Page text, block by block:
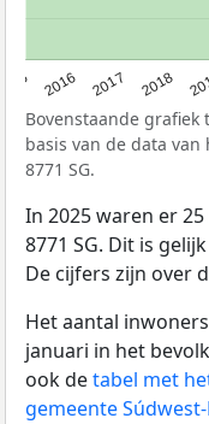
2016 2017 2018
Bovenstaande
basis van de data van
8771 SG.
In 2025 waren er
8771 SG. Dit is
De cijfers zijn over
Het aantal
januari in het
ook detabel met
gemeente